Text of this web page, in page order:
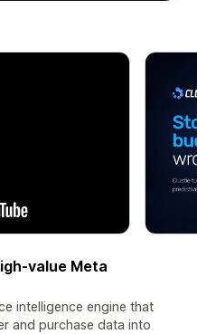
value Meta
intelligence engine that
and purchase data into